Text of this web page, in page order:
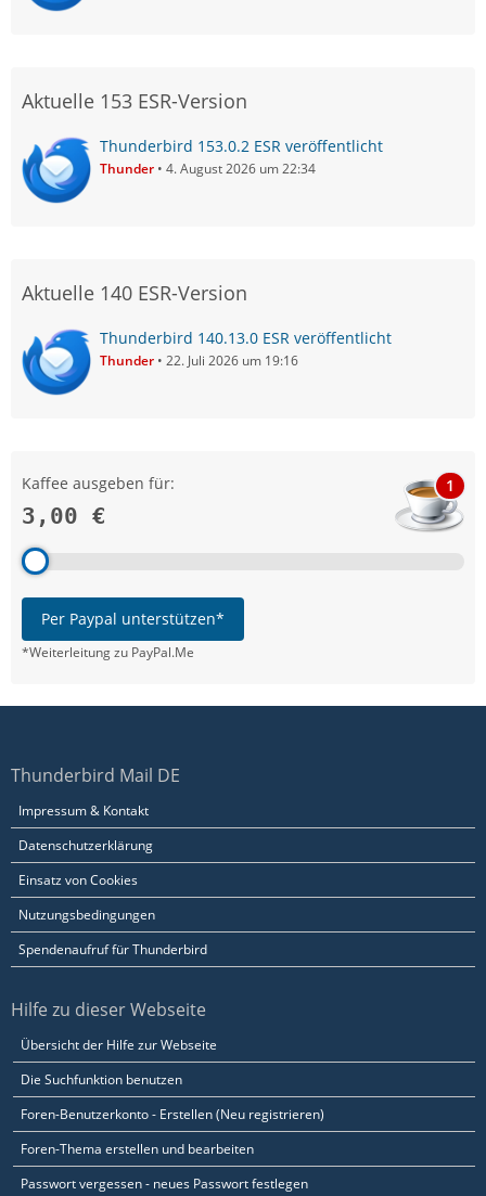
Aktuelle 153 ESR-Version
Thunderbird 153.0.2 ESR veröffentlicht
Thunder 4. August 2026 um 22:34
Aktuelle 140 ESR-Version
Thunderbird 140.13.0 ESR veröffentlicht
Thunder 22. Juli 2026 um 19:16
Kaffee ausgeben für:
3,00 €
1
Per Paypal unterstützen*
*Weiterleitung zu PayPal.Me
Thunderbird Mail DE
Impressum & Kontakt
Datenschutzerklärung
Einsatz von Cookies
Nutzungsbedingungen
Spendenaufruf für Thunderbird
Hilfe zu dieser Webseite
Übersicht der Hilfe zur Webseite
Die Suchfunktion benutzen
Foren-Benutzerkonto - Erstellen (Neu registrieren)
Foren-Thema erstellen und bearbeiten
Passwort vergessen - neues Passwort festlegen